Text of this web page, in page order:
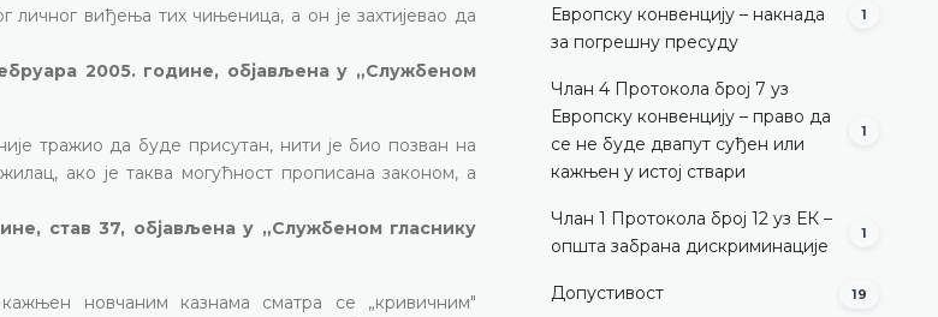
личног виђења тих чињеница, а он је захтијевао да
2005. године, објављена у „Службеном
тражио да буде присутан, нити је био позван на
ако је таква могућност прописана законом, а
став 37, објављена у „Службеном гласнику
новчаним казнама сматра се „кривичним"
Европску конвенцију – накнада
за погрешну пресуду
1
Члан 4 Протокола број 7 уз
Европску конвенцију – право да
се не буде двапут суђен или
кажњен у истој ствари
1
Члан 1 Протокола број 12 уз ЕК –
општа забрана дискриминације
1
Допустивост 19